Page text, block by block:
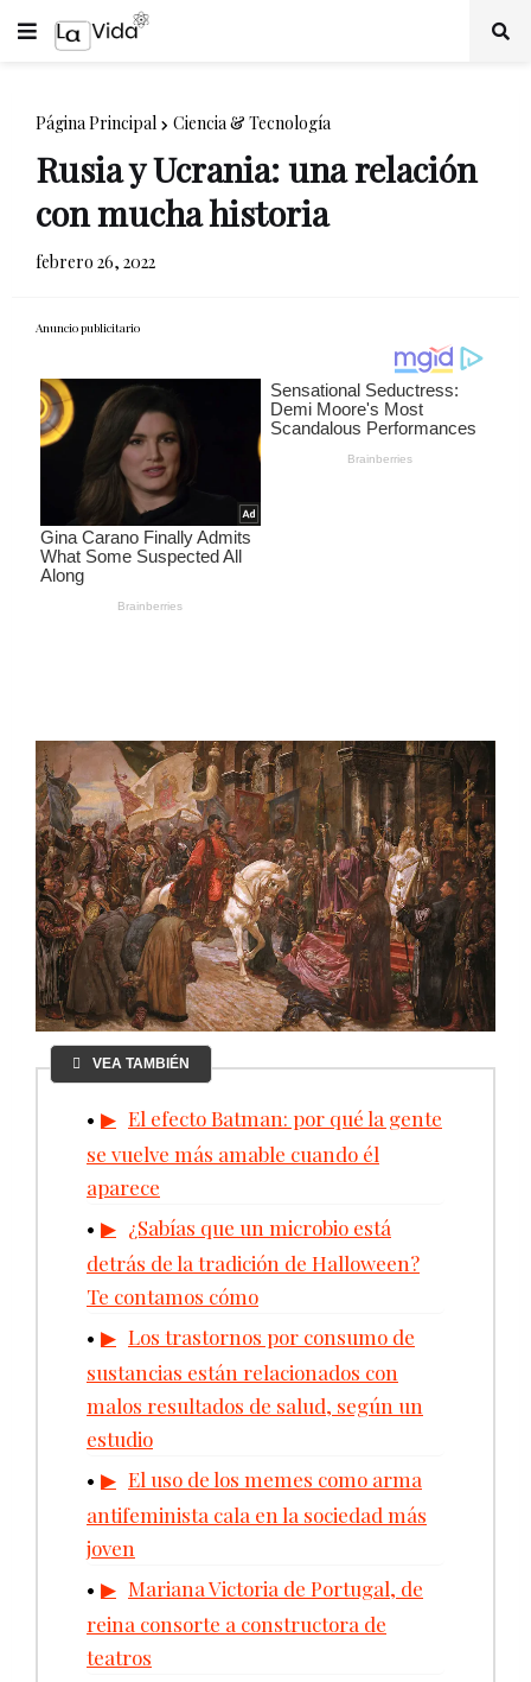
Página Principal Ciencia & Tecnología
Rusia y Ucrania: una relación
con mucha historia
febrero 26, 2022
Anuncio publicitario
VEA TAMBIÉN
El efecto Batman: por qué la gente
se vuelve más amable cuando él
aparece
¿Sabías que un microbio está
detrás de la tradición de Halloween?
Te contamos cómo
Los trastornos por consumo de
sustancias están relacionados con
malos resultados de salud, según un
estudio
El uso de los memes como arma
antifeminista cala en la sociedad más
joven
Mariana Victoria de Portugal, de
reina consorte a constructora de
teatros